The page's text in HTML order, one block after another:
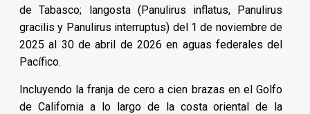
de Tabasco; langosta (Panulirus inflatus, Panulirus
gracilis y Panulirus interruptus) del 1 de noviembre de
2025 al 30 de abril de 2026 en aguas federales del
Pacífico.
Incluyendo la franja de cero a cien brazas en el Golfo
de California a lo largo de la costa oriental de la